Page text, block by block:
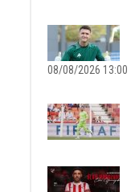
08/08/2026 13:00